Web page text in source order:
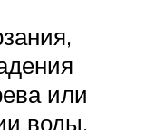
или
воды,